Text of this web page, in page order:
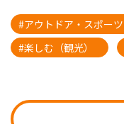
#アウトドア・スポーツ
#楽しむ（観光）